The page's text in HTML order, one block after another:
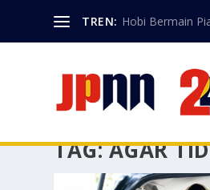
TREN: Hobi Bermain
TAG:AGAR